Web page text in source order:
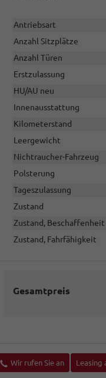
Antriebsart
Anzahl Sitzplätze
Anzahl Türen
Erstzulassung
HU/AU neu
Innenausstattung
Kilometerstand
Leergewicht
Nichtraucher-Fahrzeug
Polsterung
Tageszulassung
Zustand
Zustand, Beschaffenheit
Zustand, Fahrfähigkeit
Gesamtpreis
Wir rufen Sie an Leasing